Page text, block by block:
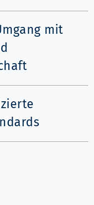
mit